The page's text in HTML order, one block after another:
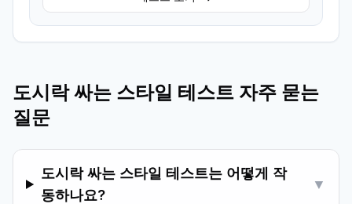
도시락 싸는 스타일 테스트 자주 묻는
질문
도시락 싸는 스타일 테스트는 어떻게 작
동하나요?
▼